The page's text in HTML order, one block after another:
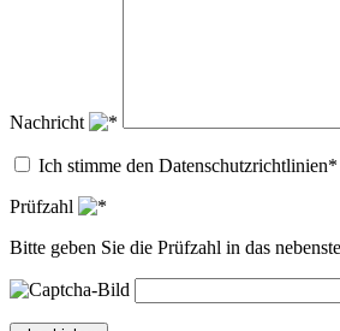
Nachricht
Ich stimme den Datenschutzrichtlinien*
Prüfzahl
Bitte geben Sie die Prüfzahl in das